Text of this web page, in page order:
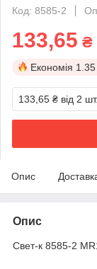
Код: 8585-2
133,65 ₴
Економія
133,65 ₴ від 2 шт.
Опис
Опис
Свет-к 8585-2